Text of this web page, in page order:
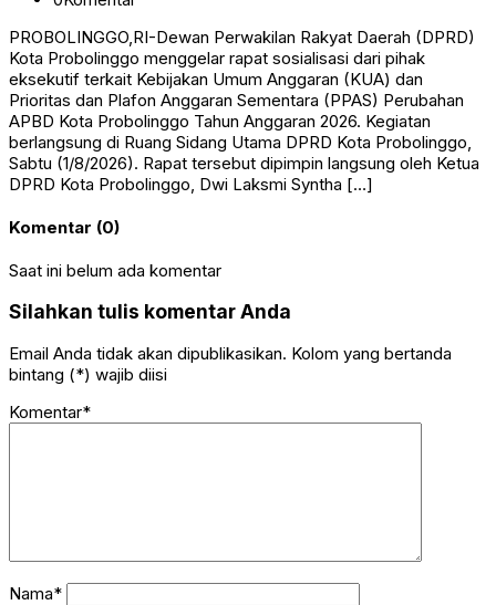
PROBOLINGGO,RI-Dewan Perwakilan Rakyat Daerah (DPRD)
Kota Probolinggo menggelar rapat sosialisasi dari pihak
eksekutif terkait Kebijakan Umum Anggaran (KUA) dan
Prioritas dan Plafon Anggaran Sementara (PPAS) Perubahan
APBD Kota Probolinggo Tahun Anggaran 2026. Kegiatan
berlangsung di Ruang Sidang Utama DPRD Kota Probolinggo,
Sabtu (1/8/2026). Rapat tersebut dipimpin langsung oleh Ketua
DPRD Kota Probolinggo, Dwi Laksmi Syntha […]
Komentar (0)
Saat ini belum ada komentar
Silahkan tulis komentar Anda
Email Anda tidak akan dipublikasikan. Kolom yang bertanda
bintang (*) wajib diisi
Komentar*
Nama*